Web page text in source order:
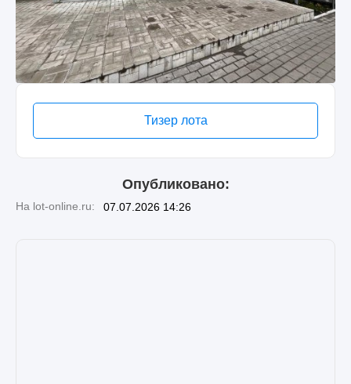
Тизер лота
Опубликовано:
На lot-online.ru: 07.07.2026 14:26